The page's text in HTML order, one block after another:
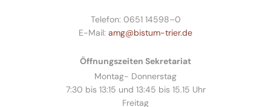
Telefon: 0651 14598–0
E-Mail: amg@bistum-trier.de
Öffnungszeiten Sekretariat
Montag- Donnerstag
7:30 bis 13:15 und 13:45 bis 15.15 Uhr
Freitag